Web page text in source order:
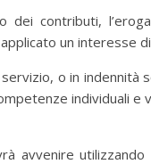
contributi,
un interesse
o in
individuali
avvenire